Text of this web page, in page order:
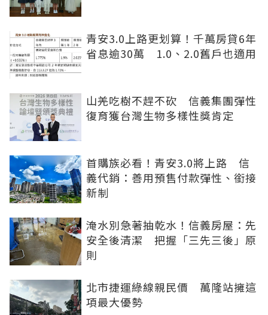
青安3.0上路更划算！千萬房貸6年
省息逾30萬 1.0、2.0舊戶也適用
山羌吃樹不趕不砍 信義集團彈性
復育獲台灣生物多樣性獎肯定
首購族必看！青安3.0將上路 信
義代銷：善用預售付款彈性、銜接
新制
淹水別急著抽乾水！信義房屋：先
安全後清潔 把握「三先三後」原
則
北市捷運綠線親民價 萬隆站擁這
項最大優勢